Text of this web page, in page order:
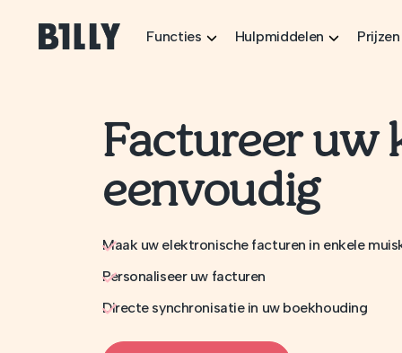
Functies
Hulpmiddelen Prijzen
Factureer uw
eenvoudig
Maak uw elektronische facturen in enkele
Personaliseer uw facturen
Directe synchronisatie in uw boekhouding